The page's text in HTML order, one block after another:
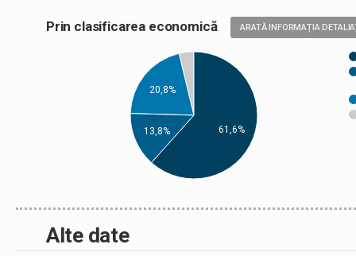
Prin clasificarea economică ARATĂ INFORMAȚIA
20,8%
13,8% 61,6%
Alte date